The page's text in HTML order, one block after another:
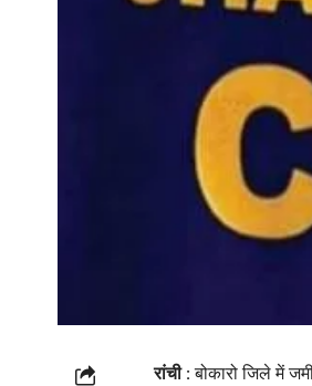
रांची :बोकारो जिले में